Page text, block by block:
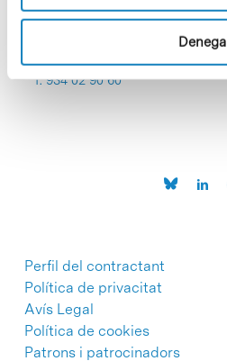
Denega
C/Baldiri Reixac, 4-12 i 15
08028 Barcelona
T. 934 02 90 60
Perfil del contractant
Política de privacitat
Avís Legal
Política de cookies
Patrons i patrocinadors